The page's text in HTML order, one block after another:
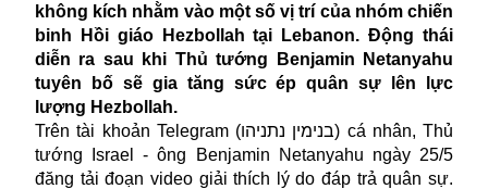
không kích nhằm vào một số vị trí của nhóm chiến
binh Hồi giáo Hezbollah tại Lebanon. Động thái
diễn ra sau khi Thủ tướng Benjamin Netanyahu
tuyên bố sẽ gia tăng sức ép quân sự lên lực
lượng Hezbollah.
Trên tài khoản Telegram (בנימין נתניהו) cá nhân, Thủ
tướng Israel - ông Benjamin Netanyahu ngày 25/5
đăng tải đoạn video giải thích lý do đáp trả quân sự.